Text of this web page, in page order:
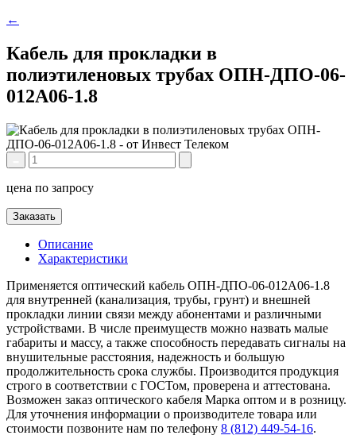
←
Кабель для прокладки в
полиэтиленовых трубах ОПН-ДПО-06-
012А06-1.8
цена по запросу
Заказать
Описание
Характеристики
Применяется оптический кабель ОПН-ДПО-06-012А06-1.8
для внутренней (канализация, трубы, грунт) и внешней
прокладки линии связи между абонентами и различными
устройствами. В числе преимуществ можно назвать малые
габариты и массу, а также способность передавать сигналы на
внушительные расстояния, надежность и большую
продолжительность срока службы. Производится продукция
строго в соответствии с ГОСТом, проверена и аттестована.
Возможен заказ оптического кабеля Марка оптом и в розницу.
Для уточнения информации о производителе товара или
стоимости позвоните нам по телефону 8 (812) 449-54-16.